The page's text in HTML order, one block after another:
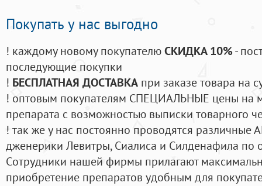
Покупать у нас выгодно
! каждому новому покупателюСКИДКА 10%-
последующие покупки
! БЕСПЛАТНАЯ ДОСТАВКА при заказе товара на
! оптовым покупателям СПЕЦИАЛЬНЫЕ цены на
препарата с возможностью выписки товарного
! так же у нас постоянно проводятся
дженерики Левитры, Сиалиса и Силденафила по
Cотрудники нашей фирмы прилагают
приобретение препаратов удобным для